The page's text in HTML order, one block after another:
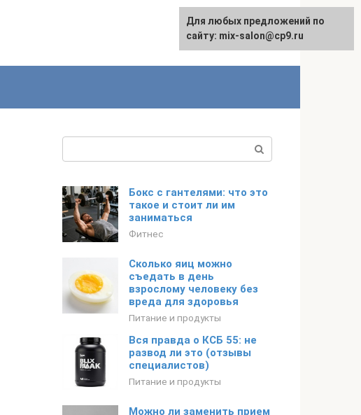
Бокс с гантелями: что это
такое и стоит ли им
заниматься
Фитнес
Сколько яиц можно
съедать в день
взрослому человеку без
вреда для здоровья
Питание и продукты
Вся правда о КСБ 55: не
развод ли это (отзывы
специалистов)
Питание и продукты
Можно ли заменить прием
Для любых предложений по
сайту: mix-salon@cp9.ru